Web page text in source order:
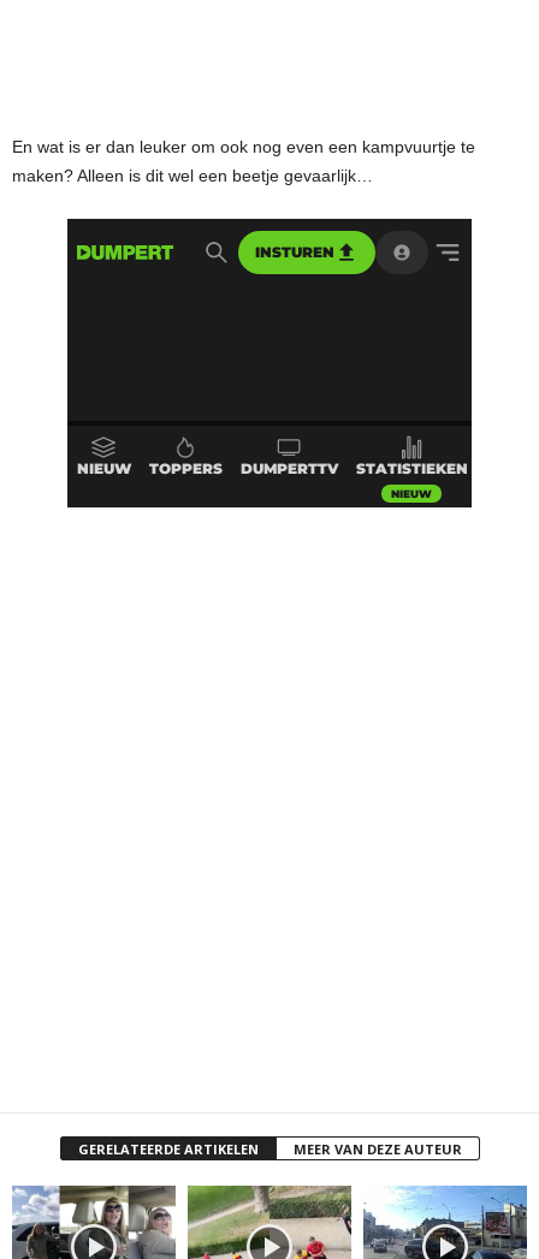
En wat is er dan leuker om ook nog even een kampvuurtje te
maken? Alleen is dit wel een beetje gevaarlijk…
GERELATEERDE ARTIKELEN MEER VAN DEZE AUTEUR